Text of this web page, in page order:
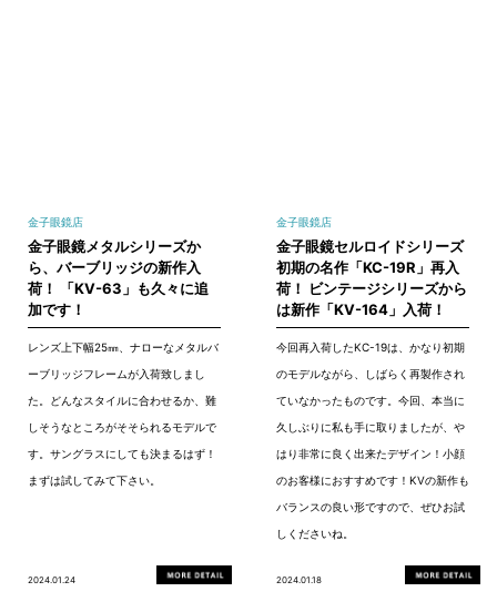
金子眼鏡店
金子眼鏡メタルシリーズか
ら、バーブリッジの新作入
荷！ 「KV-63」も久々に追
加です！
レンズ上下幅25㎜、ナローなメタルバ
ーブリッジフレームが入荷致しまし
た。どんなスタイルに合わせるか、難
しそうなところがそそられるモデルで
す。サングラスにしても決まるはず！
まずは試してみて下さい。
2024.01.24
金子眼鏡店
金子眼鏡セルロイドシリーズ
初期の名作「KC-19R」再入
荷！ ビンテージシリーズから
は新作「KV-164」入荷！
今回再入荷したKC-19は、かなり初期
のモデルながら、しばらく再製作され
ていなかったものです。今回、本当に
久しぶりに私も手に取りましたが、や
はり非常に良く出来たデザイン！小顔
のお客様におすすめです！KVの新作も
バランスの良い形ですので、ぜひお試
しくださいね。
2024.01.18